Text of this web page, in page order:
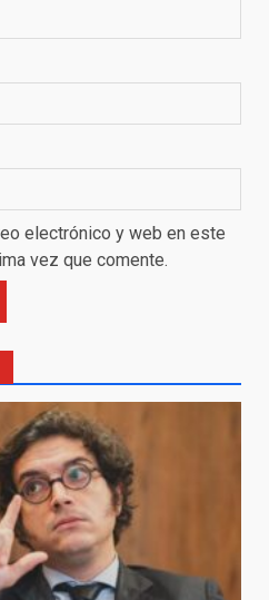
electrónico y web en este
vez que comente.